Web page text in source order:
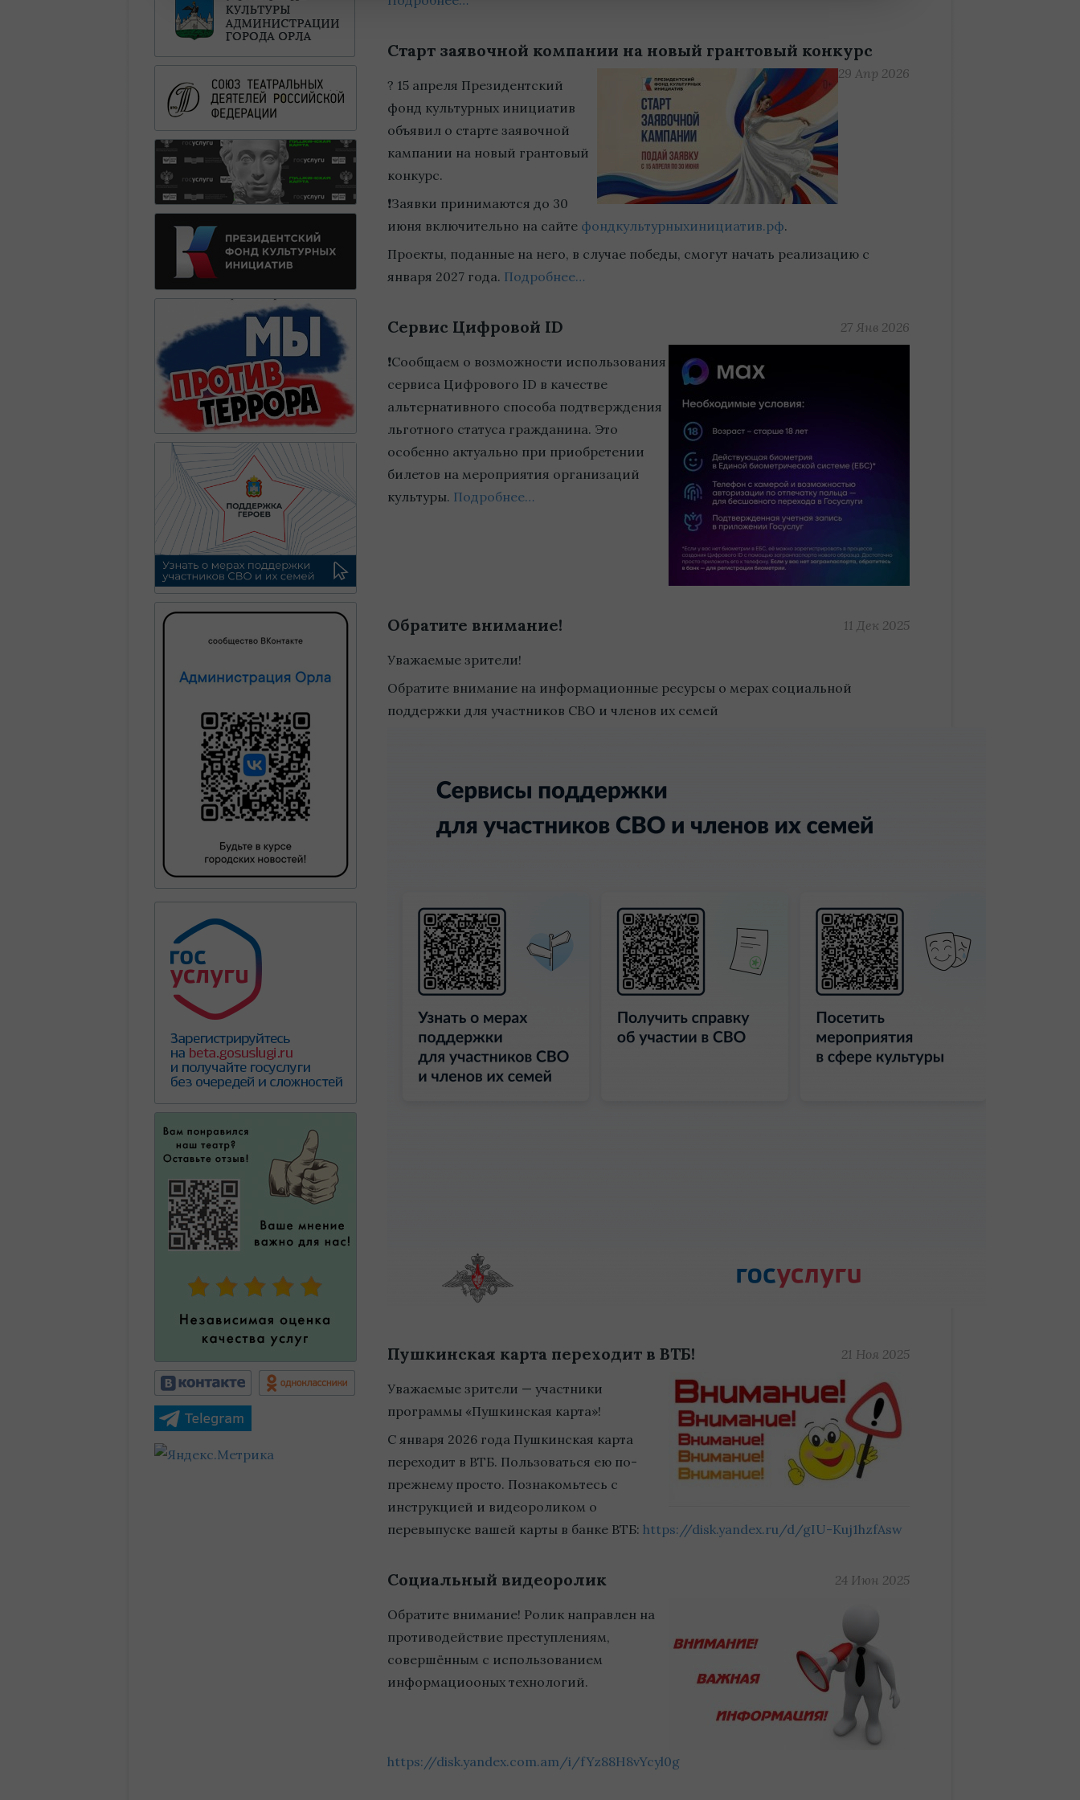
Старт заявочной компании на новый грантовый конкурс
29 Апр 2026
? 15 апреля Президентский
фонд культурных инициатив
объявил о старте заявочной
кампании на новый грантовый
конкурс.
❗Заявки принимаются до 30
июня включительно на сайте фондкультурныхинициатив.рф.
Проекты, поданные на него, в случае победы, смогут начать реализацию с
января 2027 года. Подробнее…
Сервис Цифровой ID 27 Янв 2026
❗Сообщаем о возможности использования
сервиса Цифрового ID в качестве
альтернативного способа подтверждения
льготного статуса гражданина. Это
особенно актуально при приобретении
билетов на мероприятия организаций
культуры. Подробнее…
Обратите внимание! 11 Дек 2025
Уважаемые зрители!
Обратите внимание на информационные ресурсы о мерах социальной
поддержки для участников СВО и членов их семей
Пушкинская карта переходит в ВТБ! 21 Ноя 2025
Уважаемые зрители — участники
программы «Пушкинская карта»!
С января 2026 года Пушкинская карта
переходит в ВТБ. Пользоваться ею по-
прежнему просто. Познакомьтесь с
инструкцией и видеороликом о
перевыпуске вашей карты в банке ВТБ: https://disk.yandex.ru/d/gIU-Kuj1hzfAsw
Социальный видеоролик 24 Июн 2025
Обратите внимание! Ролик направлен на
противодействие преступлениям,
совершённым с использованием
информациооных технологий.
https://disk.yandex.com.am/i/fYz88H8vYcyl0g